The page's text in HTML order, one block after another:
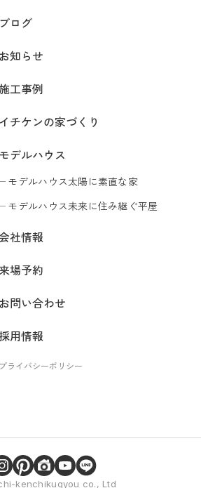
ブログ
お知らせ
工事例
イチケンの家づくり
モデルハウス
モデルハウス太陽に素直な家
モデルハウス未来に住み継ぐ平屋
社情報
来場予約
お問い合わせ
用情報
プライバシーポリシー
kenchikugyou co., Ltd